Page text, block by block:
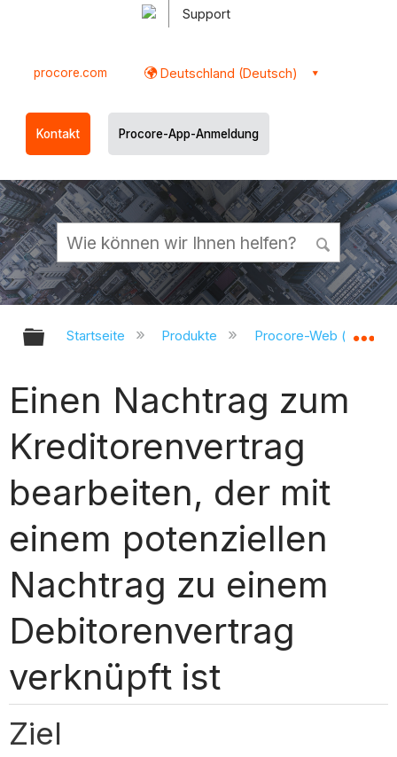
Support
procore.com Deutschland (Deutsch)
Kontakt Procore-App-Anmeldung
Globale Hierarchie auf- und
Startseite Produkte Procore-Web
Einen Nachtrag zum
Kreditorenvertrag
bearbeiten, der mit
einem potenziellen
Nachtrag zu einem
Debitorenvertrag
verknüpft ist
Ziel